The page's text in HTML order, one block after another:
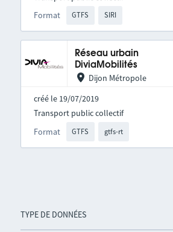
TYPE DE DONNÉES
Format GTFS SIRI
Réseau urbain
DiviaMobilités
Dijon Métropole
créé le 19/07/2019
Format GTFS gtfs-rt
Transport public collectif